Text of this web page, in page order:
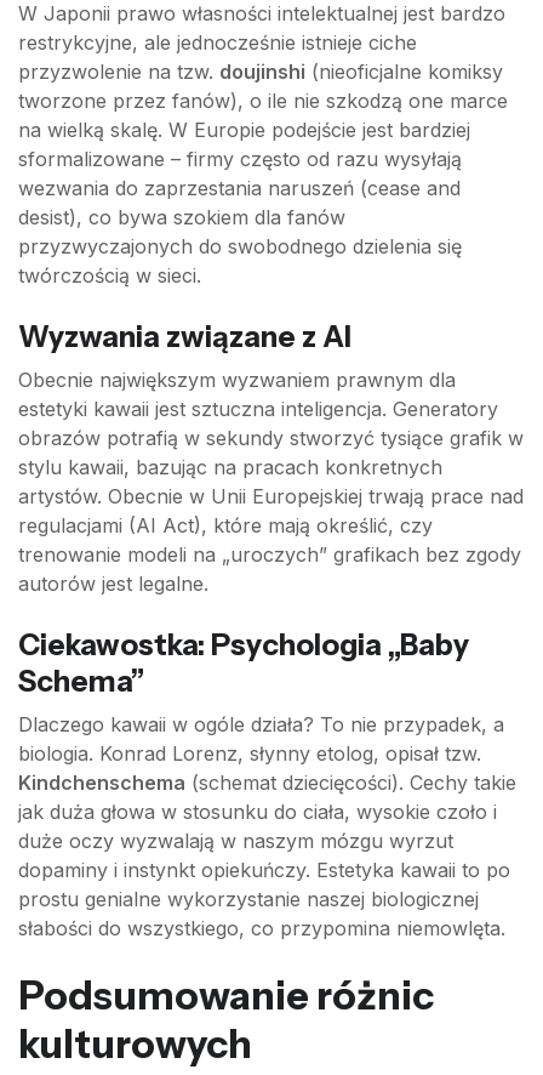
W Japonii prawo własności intelektualnej jest bardzo
restrykcyjne, ale jednocześnie istnieje ciche
przyzwolenie na tzw. doujinshi (nieoficjalne komiksy
tworzone przez fanów), o ile nie szkodzą one marce
na wielką skalę. W Europie podejście jest bardziej
sformalizowane – firmy często od razu wysyłają
wezwania do zaprzestania naruszeń (cease and
desist), co bywa szokiem dla fanów
przyzwyczajonych do swobodnego dzielenia się
twórczością w sieci.
Wyzwania związane z AI
Obecnie największym wyzwaniem prawnym dla
estetyki kawaii jest sztuczna inteligencja. Generatory
obrazów potrafią w sekundy stworzyć tysiące grafik w
stylu kawaii, bazując na pracach konkretnych
artystów. Obecnie w Unii Europejskiej trwają prace nad
regulacjami (AI Act), które mają określić, czy
trenowanie modeli na „uroczych” grafikach bez zgody
autorów jest legalne.
Ciekawostka: Psychologia „Baby
Schema”
Dlaczego kawaii w ogóle działa? To nie przypadek, a
biologia. Konrad Lorenz, słynny etolog, opisał tzw.
Kindchenschema (schemat dziecięcości). Cechy takie
jak duża głowa w stosunku do ciała, wysokie czoło i
duże oczy wyzwalają w naszym mózgu wyrzut
dopaminy i instynkt opiekuńczy. Estetyka kawaii to po
prostu genialne wykorzystanie naszej biologicznej
słabości do wszystkiego, co przypomina niemowlęta.
Podsumowanie różnic
kulturowych